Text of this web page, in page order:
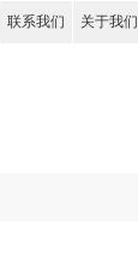
联系我们 关于我们